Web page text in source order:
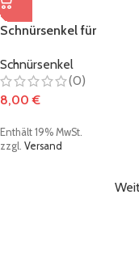
Schnürsenkel für
neonorange
Schnürsenkel
(0)
8,00€
Enthält 19% MwSt.
zzgl. Versand